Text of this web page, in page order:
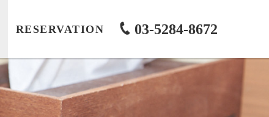
RESERVATION 03-5284-8672